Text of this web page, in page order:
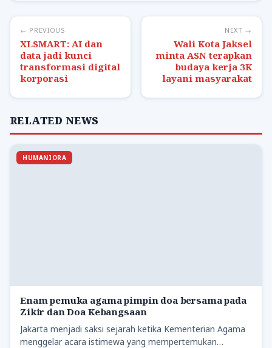
← PREVIOUS
XLSMART: AI dan
data jadi kunci
transformasi digital
korporasi
NEXT →
Wali Kota Jaksel
minta ASN terapkan
budaya kerja 3K
layani masyarakat
RELATED NEWS
HUMANIORA
Enam pemuka agama pimpin doa bersama pada
Zikir dan Doa Kebangsaan
Jakarta menjadi saksi sejarah ketika Kementerian Agama
menggelar acara istimewa yang mempertemukan